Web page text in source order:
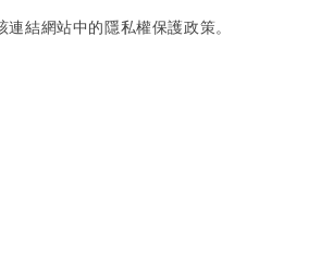
結網站中的隱私權保護政策。